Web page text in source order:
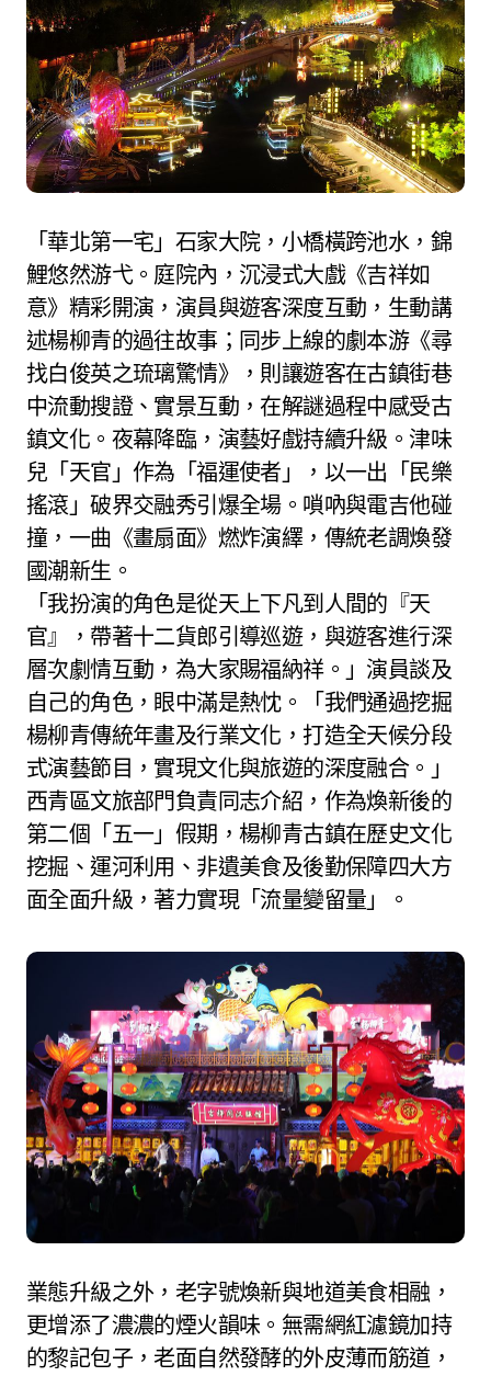
「華北第一宅」石家大院，小橋橫跨池水，錦
鯉悠然游弋。庭院內，沉浸式大戲《吉祥如
意》精彩開演，演員與遊客深度互動，生動講
述楊柳青的過往故事；同步上線的劇本游《尋
找白俊英之琉璃驚情》，則讓遊客在古鎮街巷
中流動搜證、實景互動，在解謎過程中感受古
鎮文化。夜幕降臨，演藝好戲持續升級。津味
兒「天官」作為「福運使者」，以一出「民樂
搖滾」破界交融秀引爆全場。嗩吶與電吉他碰
撞，一曲《畫扇面》燃炸演繹，傳統老調煥發
國潮新生。
「我扮演的角色是從天上下凡到人間的『天
官』，帶著十二貨郎引導巡遊，與遊客進行深
層次劇情互動，為大家賜福納祥。」演員談及
自己的角色，眼中滿是熱忱。「我們通過挖掘
楊柳青傳統年畫及行業文化，打造全天候分段
式演藝節目，實現文化與旅遊的深度融合。」
西青區文旅部門負責同志介紹，作為煥新後的
第二個「五一」假期，楊柳青古鎮在歷史文化
挖掘、運河利用、非遺美食及後勤保障四大方
面全面升級，著力實現「流量變留量」。
業態升級之外，老字號煥新與地道美食相融，
更增添了濃濃的煙火韻味。無需網紅濾鏡加持
的黎記包子，老面自然發酵的外皮薄而筋道，